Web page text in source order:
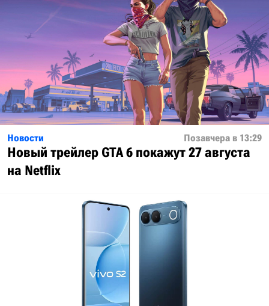
Новости Позавчера в 13:29
Новый трейлер GTA 6 покажут 27 августа
на Netflix